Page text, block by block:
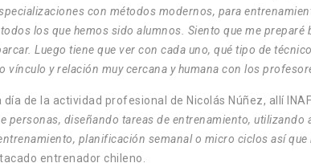
con métodos modernos, para
los que hemos sido alumnos. Siento que me
Luego tiene que ver con cada uno, qué tipo de
vínculo y relación muy cercana y humana con los
día de la actividad profesional de Nicolás Núñez, allí
personas, diseñando tareas de entrenamiento,
planificación semanal o micro ciclos así
entrenador chileno.